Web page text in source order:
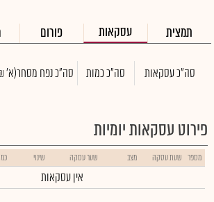
תמצית עסקאות פורום
סה"כ עסקאות סה"כ כמות סה"כ נפח מסחר(א'
פירוט עסקאות יומיות
מספר שעת עסקה מצב שער עסקה שינוי
אין עסקאות